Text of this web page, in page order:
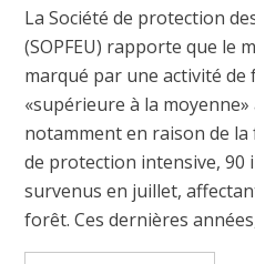
La Société de protection
(SOPFEU) rapporte que le
marqué par une activité de
«supérieure à la moyenne»
notamment en raison de la
de protection intensive, 90
survenus en juillet,
forêt. Ces dernières